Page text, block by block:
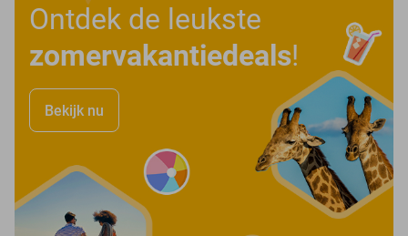
Ontdek de leukste
zomervakantiedeals!
Bekijk nu